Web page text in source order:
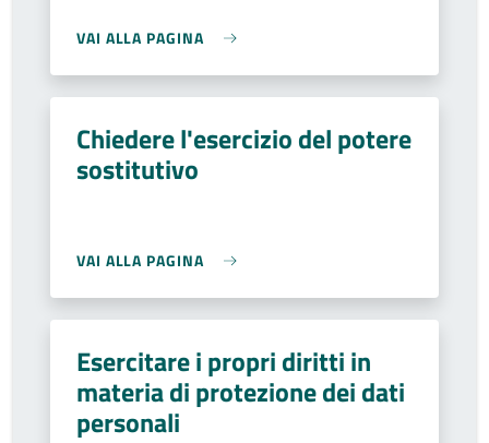
VAI ALLA PAGINA
Chiedere l'esercizio del potere
sostitutivo
VAI ALLA PAGINA
Esercitare i propri diritti in
materia di protezione dei dati
personali